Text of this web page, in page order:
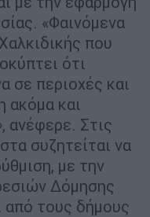
«Φαινόμενα
που
ότι
σε περιοχές και
ακόμα και
ανέφερε. Στις
συζητείται να
με την
Δόμησης
από τους δήμους